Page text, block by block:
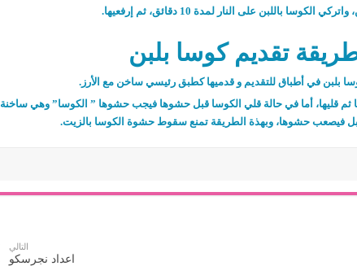
واتركي الكوسا باللبن على النار لمدة 10 دقائق، ثم إرفعيها.
تقديم كوسا بلبن
بلبن في أطباق للتقديم و قدميها كطبق رئيسي ساخن مع الأرز.
قليها، أما في حالة قلي الكوسا قبل حشوها فيجب حشوها ” الكوسا” وهي ساخنة
فيصعب حشوها، وبهذة الطريقة تمنع سقوط حشوة الكوسا بالزيت.
التالي
اعداد نجرسكو